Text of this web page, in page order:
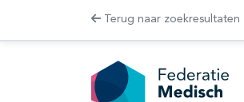
Terug naar zoekresultaten